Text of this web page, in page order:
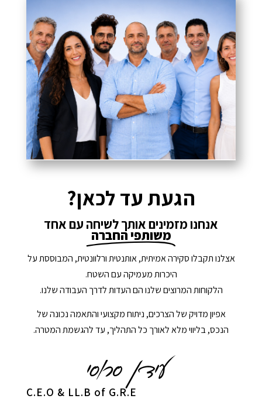
הגעת עד לכאן?
אנחנו מזמינים אותך לשיחה עם אחד
משותפי החברה
אצלנו תקבלו סקירה אמיתית, אותנטית ורלוונטית, המבוססת על
היכרות מעמיקה עם השטח.
הלקוחות המרוצים שלנו הם העדות לדרך העבודה שלנו.
אפיון מדויק של הצרכים, ניתוח מקצועי והתאמה נכונה של
הנכס, בליווי מלא לאורך כל התהליך, עד להגשמת המטרה.
C.E.O & LL.B of G.R.E